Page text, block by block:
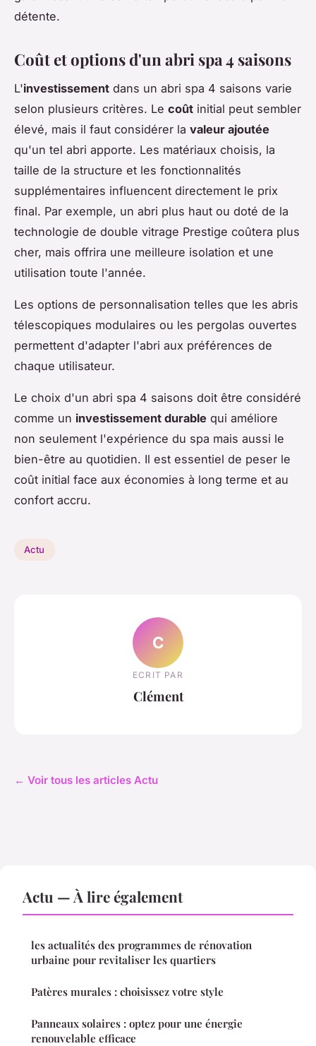
détente.
Coût et options d'un abri spa 4 saisons
L'investissement dans un abri spa 4 saisons varie
selon plusieurs critères. Le coût initial peut sembler
élevé, mais il faut considérer la valeur ajoutée
qu'un tel abri apporte. Les matériaux choisis, la
taille de la structure et les fonctionnalités
supplémentaires influencent directement le prix
final. Par exemple, un abri plus haut ou doté de la
technologie de double vitrage Prestige coûtera plus
cher, mais offrira une meilleure isolation et une
utilisation toute l'année.
Les options de personnalisation telles que les abris
télescopiques modulaires ou les pergolas ouvertes
permettent d'adapter l'abri aux préférences de
chaque utilisateur.
Le choix d'un abri spa 4 saisons doit être considéré
comme un investissement durable qui améliore
non seulement l'expérience du spa mais aussi le
bien-être au quotidien. Il est essentiel de peser le
coût initial face aux économies à long terme et au
confort accru.
Actu
C
ECRIT PAR
Clément
← Voir tous les articles Actu
Actu — À lire également
les actualités des programmes de rénovation
urbaine pour revitaliser les quartiers
Patères murales : choisissez votre style
Panneaux solaires : optez pour une énergie
renouvelable efficace